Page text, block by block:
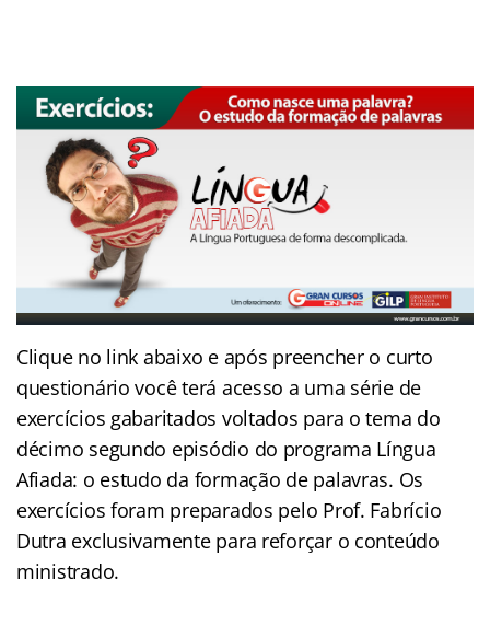
Clique no link abaixo e após preencher o curto
questionário você terá acesso a uma série de
exercícios gabaritados voltados para o tema do
décimo segundo episódio do programa Língua
Afiada: o estudo da formação de palavras. Os
exercícios foram preparados pelo Prof. Fabrício
Dutra exclusivamente para reforçar o conteúdo
ministrado.